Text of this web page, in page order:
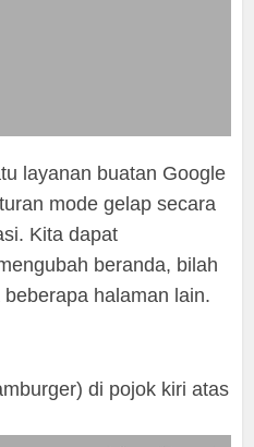
layanan buatan Google
mode gelap secara
Kita dapat
beranda, bilah
halaman lain.
di pojok kiri atas